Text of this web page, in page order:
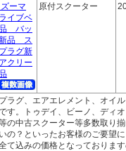
ーマ
イブベ
バッ
品 ス
ラグ新
クリー
原付スクーター
ラグ、エアエレメント、オイ
す。トゥデイ、ビーノ、ディ
の中古スクーター等多数取り
の？といったお客様のご要望
て込みの価格となっておりま